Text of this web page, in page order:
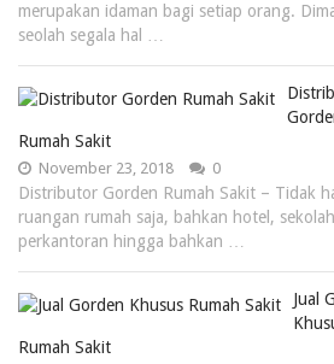
merupakan idaman bagi setiap orang.
seolah segala hal …
Rumah Sakit
November 23, 2018 0
Distributor Gorden Rumah Sakit – Tidak
ruangan rumah saja, bahkan hotel,
perkantoran hingga bahkan …
Jual
Rumah Sakit